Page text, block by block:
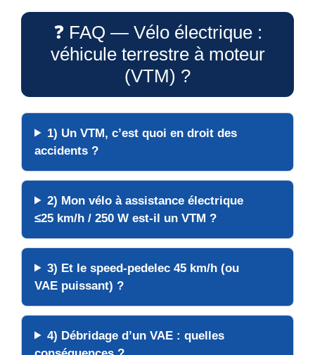
❓ FAQ — Vélo électrique :
véhicule terrestre à moteur
(VTM) ?
1) UnVTM, c’est quoi en droit des
accidents ?
2) Monvélo à assistance électrique
≤25 km/h / 250 W est-il un VTM ?
3) Et lespeed-pedelec 45 km/h (ou
VAE puissant) ?
4) Débridage d’un VAE : quelles